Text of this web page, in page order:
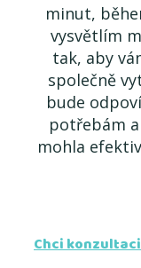
minut,
vysvětlím
tak, aby
společně
bude
potřebám
mohla
Chci konzultaci